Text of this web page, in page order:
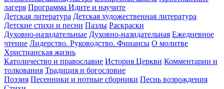
лагеря Программа Идите и научите
Детская литература Детская художественная литература
Детские стихи и песни Пазлы Раскраски
Духовно-назидательные Духовно-назидательная Ежедневное
чтение Лидерство. Руководство. Финансы О молитве
Христианская жизнь
Католичество и православие История Церкви Комментарии и
толкования Традиция и богословие
Поэзия Песенники и нотные сборники Песнь возрождения